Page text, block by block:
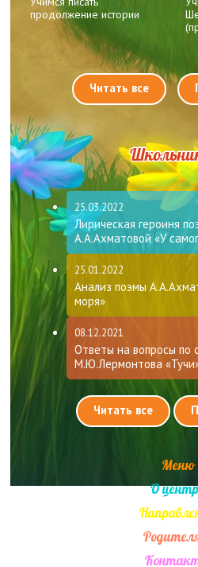
продолжение истории
Читать все
25.03.2022
Лирическая героиня
А.А.Ахматовой «У
25.01.2022
Анализ поэмы
моря»
08.12.2021
Ответы на вопросы по
М.Ю.Лермонтова
Читать все
Меню
О